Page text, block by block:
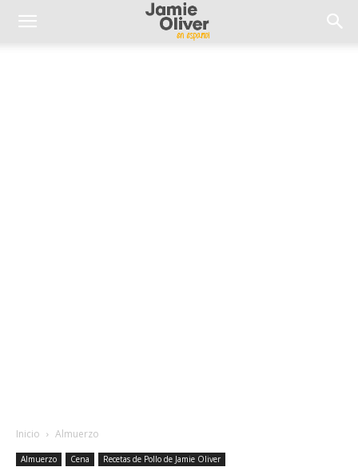
Inicio Almuerzo
Almuerzo Cena Recetas de Pollo de Jamie Oliver